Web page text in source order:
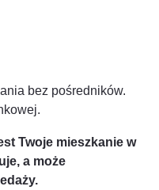
bez pośredników.
Twoje mieszkanie w
a może